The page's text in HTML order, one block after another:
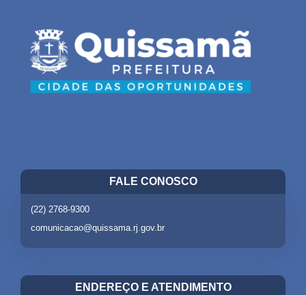
FALE CONOSCO
(22) 2768-9300
comunicacao@quissama.rj.gov.br
ENDEREÇO E ATENDIMENTO